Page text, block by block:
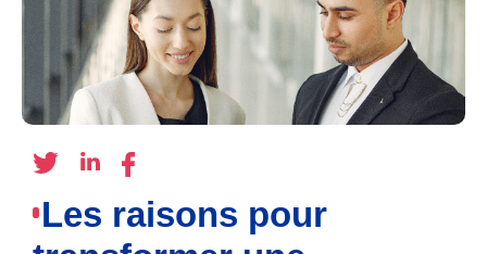
Les raisons pour